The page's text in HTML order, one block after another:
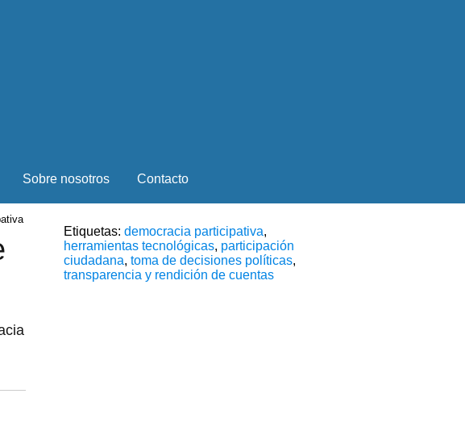
Sobre nosotros Contacto
Etiquetas: democracia participativa,
herramientas tecnológicas, participación
ciudadana, toma de decisiones políticas,
transparencia y rendición de cuentas